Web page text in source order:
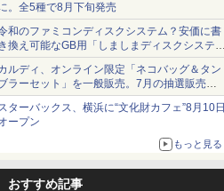
。全5種で8月下旬発売
和のファミコンディスクシステム？安価に書
換え可能なGB用「しましまディスクシステ
」
ルディ、オンライン限定「ネコバッグ＆タン
ラーセット」を一般販売。7月の抽選販売の
選無効分
ターバックス、横浜に“文化財カフェ”8月10日
ープン
もっと見る
おすすめ記事